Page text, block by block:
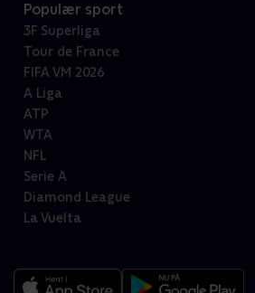
Populær sport
3F Superliga
Tour de France
FIFA VM 2026
A Liga
ATP
WTA
NFL
Serie A
Diamond League
La Vuelta